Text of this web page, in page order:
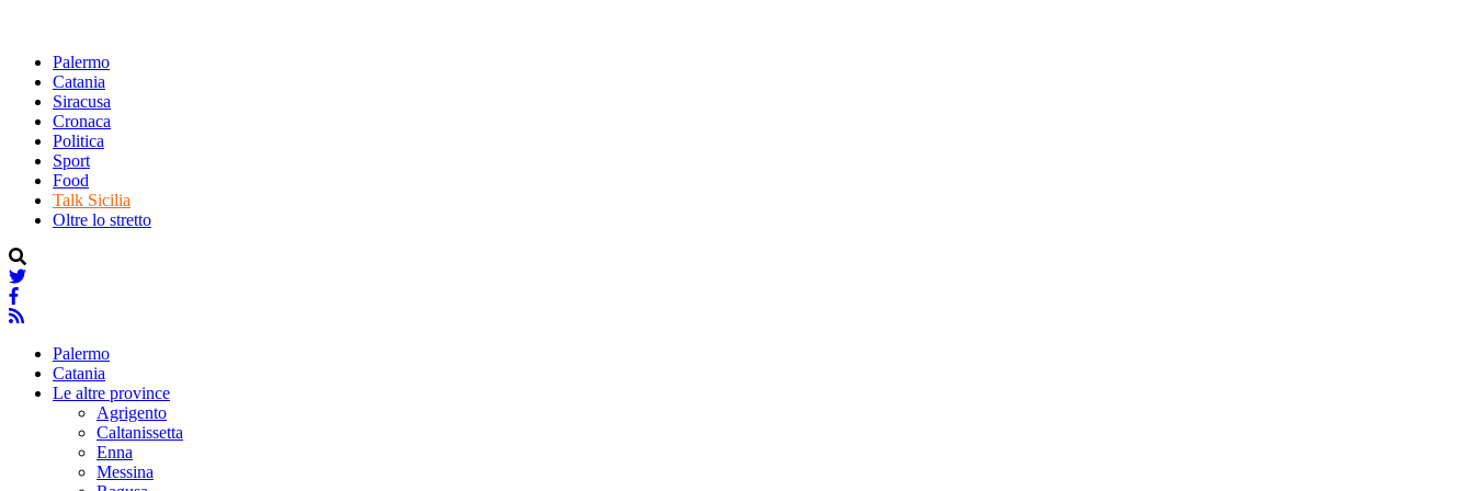
Palermo
Catania
Siracusa
Cronaca
Politica
Sport
Food
Talk Sicilia
Oltre lo stretto
Palermo
Catania
Le altre province
Agrigento
Caltanissetta
Enna
Messina